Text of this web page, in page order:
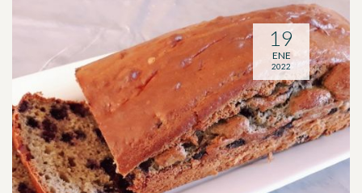
19
ENE
2022